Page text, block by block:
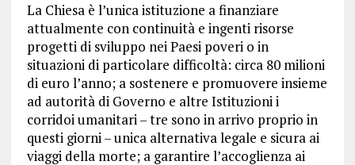
La Chiesa è l’unica istituzione a finanziare
attualmente con continuità e ingenti risorse
progetti di sviluppo nei Paesi poveri o in
situazioni di particolare difficoltà: circa 80 milioni
di euro l’anno; a sostenere e promuovere insieme
ad autorità di Governo e altre Istituzioni i
corridoi umanitari – tre sono in arrivo proprio in
questi giorni – unica alternativa legale e sicura ai
viaggi della morte; a garantire l’accoglienza ai